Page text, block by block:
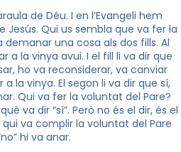
de Déu. I en l’Evangeli hem
Qui us sembla que va fer la
demanar una cosa als dos fills. Al
a la vinya avui. I el fill li va dir que
ho va reconsiderar, va canviar
la vinya. El segon li va dir que sí,
Qui va fer la voluntat del Pare?
va dir “sí”. Però no és el dir, és el
va complir la voluntat del Pare
hi va anar.